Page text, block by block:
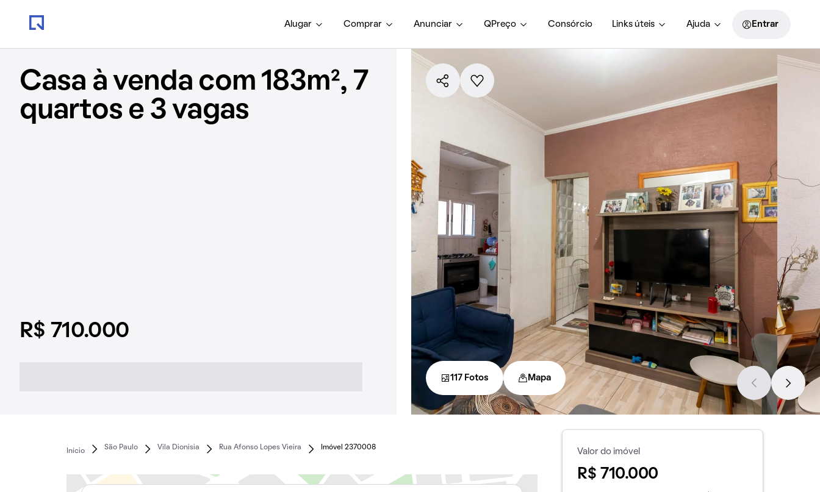
Alugar Comprar Anunciar QPreço Consórcio Links úteis Ajuda Entrar
Casa à venda com 183m², 7
quartos e 3 vagas
R$ 710.000
117 Fotos Mapa
Início
São Paulo Vila Dionisia Rua Afonso Lopes Vieira Imóvel 2370008 Valor do imóvel
R$ 710.000